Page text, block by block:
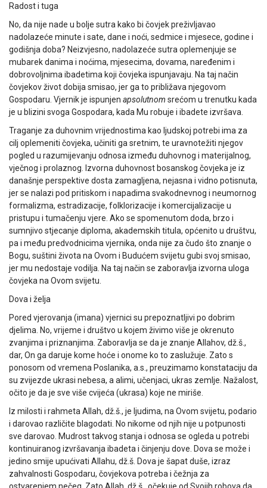
Radost i tuga
No, da nije nade u bolje sutra kako bi čovjek preživljavao
nadolazeće minute i sate, dane i noći, sedmice i mjesece, godine i
godišnja doba? Neizvjesno, nadolazeće sutra oplemenjuje se
mubarek danima i noćima, mjesecima, dovama, naređenim i
dobrovoljnima ibadetima koji čovjeka ispunjavaju. Na taj način
čovjekov život dobija smisao, jer ga to približava njegovom
Gospodaru. Vjernik je ispunjen apsolutnom srećom u trenutku kada
je u blizini svoga Gospodara, kada Mu robuje i ibadete izvršava.
Traganje za duhovnim vrijednostima kao ljudskoj potrebi ima za
cilj oplemeniti čovjeka, učiniti ga sretnim, te uravnotežiti njegov
pogled u razumijevanju odnosa između duhovnog i materijalnog,
vječnog i prolaznog. Izvorna duhovnost bosanskog čovjeka je iz
današnje perspektive dosta zamagljena, nejasna i vidno potisnuta,
jer se nalazi pod pritiskom i napadima svakodnevnog i neumornog
formalizma, estradizacije, folklorizacije i komercijalizacije u
pristupu i tumačenju vjere. Ako se spomenutom doda, brzo i
sumnjivo stjecanje diploma, akademskih titula, općenito u društvu,
pa i među predvodnicima vjernika, onda nije za čudo što znanje o
Bogu, suštini života na Ovom i Budućem svijetu gubi svoj smisao,
jer mu nedostaje vodilja. Na taj način se zaboravlja izvorna uloga
čovjeka na Ovom svijetu.
Dova i želja
Pored vjerovanja (imana) vjernici su prepoznatljivi po dobrim
djelima. No, vrijeme i društvo u kojem živimo više je okrenuto
zvanjima i priznanjima. Zaboravlja se da je znanje Allahov, dž.š.,
dar, On ga daruje kome hoće i onome ko to zaslužuje. Zato s
ponosom od vremena Poslanika, a.s., preuzimamo konstataciju da
su zvijezde ukrasi nebesa, a alimi, učenjaci, ukras zemlje. Nažalost,
očito je da je sve više cvijeća (ukrasa) koje ne miriše.
Iz milosti i rahmeta Allah, dž.š., je ljudima, na Ovom svijetu, podario
i darovao različite blagodati. No nikome od njih nije u potpunosti
sve darovao. Mudrost takvog stanja i odnosa se ogleda u potrebi
kontinuiranog izvršavanja ibadeta i činjenju dove. Dova se može i
jedino smije upućivati Allahu, dž.š. Dova je šapat duše, izraz
zahvalnosti Gospodaru, čovjekova potreba i čežnja za